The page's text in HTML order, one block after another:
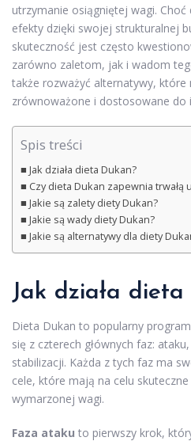
utrzymanie osiągniętej wagi.
efekty dzięki swojej strukturalnej
skuteczność jest często
zarówno zaletom, jak i wadom
także rozważyć alternatywy, które
zrównoważone i dostosowane do
Spis treści
Jak działa dieta Dukan?
Czy dieta Dukan zapewnia trwałą
Jakie są zalety diety Dukan?
Jakie są wady diety Dukan?
Jakie są alternatywy dla diety
Jak działa dieta
Dieta Dukan to popularny
się z czterech głównych faz:
stabilizacji. Każda z tych faz ma
cele, które mają na celu
wymarzonej wagi.
Faza ataku to pierwszy krok,